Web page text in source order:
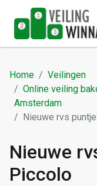
Home
Veilingen
Online veiling
Amsterdam
Nieuwe rvs
Nieuwe
Piccolo